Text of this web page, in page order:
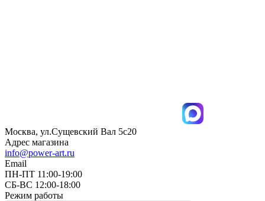
Москва, ул.Сущевский Вал 5с20
Адрес магазина
info@power-art.ru
Email
ПН-ПТ 11:00-19:00
СБ-ВС 12:00-18:00
Режим работы